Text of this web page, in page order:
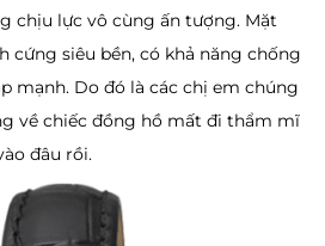
chịu lực vô cùng ấn tượng. Mặt
cứng siêu bền, có khả năng chống
mạnh. Do đó là các chị em chúng
về chiếc đồng hồ mất đi thẩm mĩ
đâu rồi.